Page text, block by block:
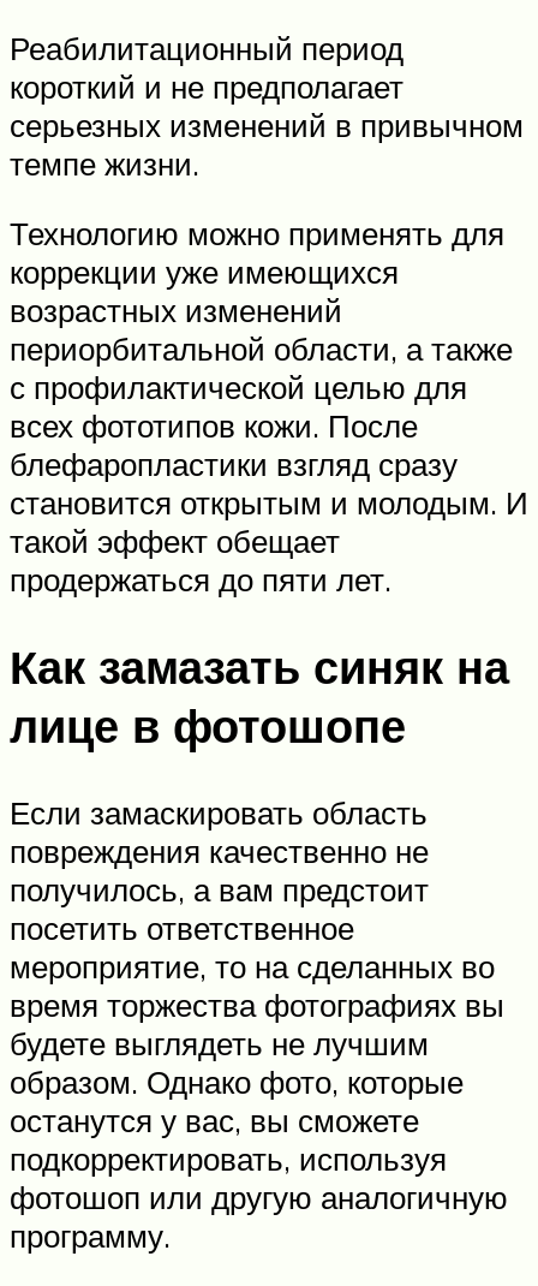
Реабилитационный период
короткий и не предполагает
серьезных изменений в привычном
темпе жизни.
Технологию можно применять для
коррекции уже имеющихся
возрастных изменений
периорбитальной области, а также
с профилактической целью для
всех фототипов кожи. После
блефаропластики взгляд сразу
становится открытым и молодым. И
такой эффект обещает
продержаться до пяти лет.
Как замазать синяк на
лице в фотошопе
Если замаскировать область
повреждения качественно не
получилось, а вам предстоит
посетить ответственное
мероприятие, то на сделанных во
время торжества фотографиях вы
будете выглядеть не лучшим
образом. Однако фото, которые
останутся у вас, вы сможете
подкорректировать, используя
фотошоп или другую аналогичную
программу.